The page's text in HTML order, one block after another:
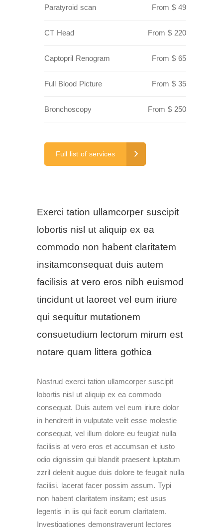
Paratyroid scan
From $ 49
CT Head
From $ 220
Captopril Renogram
From $ 65
Full Blood Picture
From $ 35
Bronchoscopy
From $ 250
Full list of services
Exerci tation ullamcorper suscipit
lobortis nisl ut aliquip ex ea
commodo non habent claritatem
insitamconsequat duis autem
facilisis at vero eros nibh euismod
tincidunt ut laoreet vel eum iriure
qui sequitur mutationem
consuetudium lectorum mirum est
notare quam littera gothica
Nostrud exerci tation ullamcorper suscipit
lobortis nisl ut aliquip ex ea commodo
consequat. Duis autem vel eum iriure dolor
in hendrerit in vulputate velit esse molestie
consequat, vel illum dolore eu feugiat nulla
facilisis at vero eros et accumsan et iusto
odio dignissim qui blandit praesent luptatum
zzril delenit augue duis dolore te feugait nulla
facilisi. lacerat facer possim assum. Typi
non habent claritatem insitam; est usus
legentis in iis qui facit eorum claritatem.